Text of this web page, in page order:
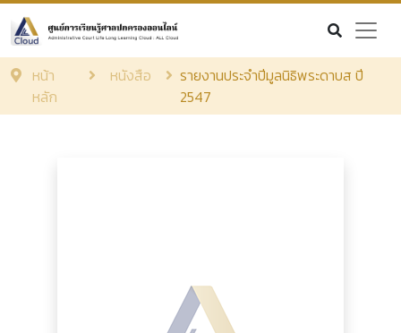
หน้า
หลัก
หนังสือ
รายงานประจำปีมูลนิธิพระดาบส ปี
2547